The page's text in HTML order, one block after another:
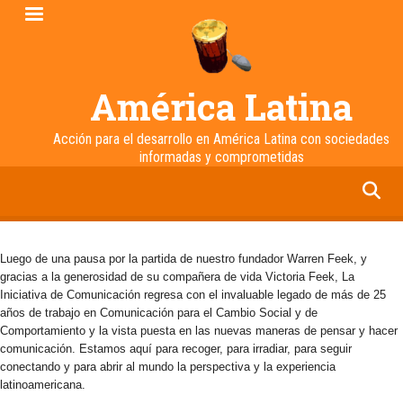
Pasar
América Latina
Acción para el desarrollo en América Latina con sociedades
informadas y comprometidas
Luego de una pausa por la partida de nuestro fundador Warren Feek, y
gracias a la generosidad de su compañera de vida Victoria Feek, La
Iniciativa de Comunicación regresa con el invaluable legado de más de 25
años de trabajo en Comunicación para el Cambio Social y de
Comportamiento y la vista puesta en las nuevas maneras de pensar y hacer
comunicación. Estamos aquí para recoger, para irradiar, para seguir
conectando y para abrir al mundo la perspectiva y la experiencia
latinoamericana.